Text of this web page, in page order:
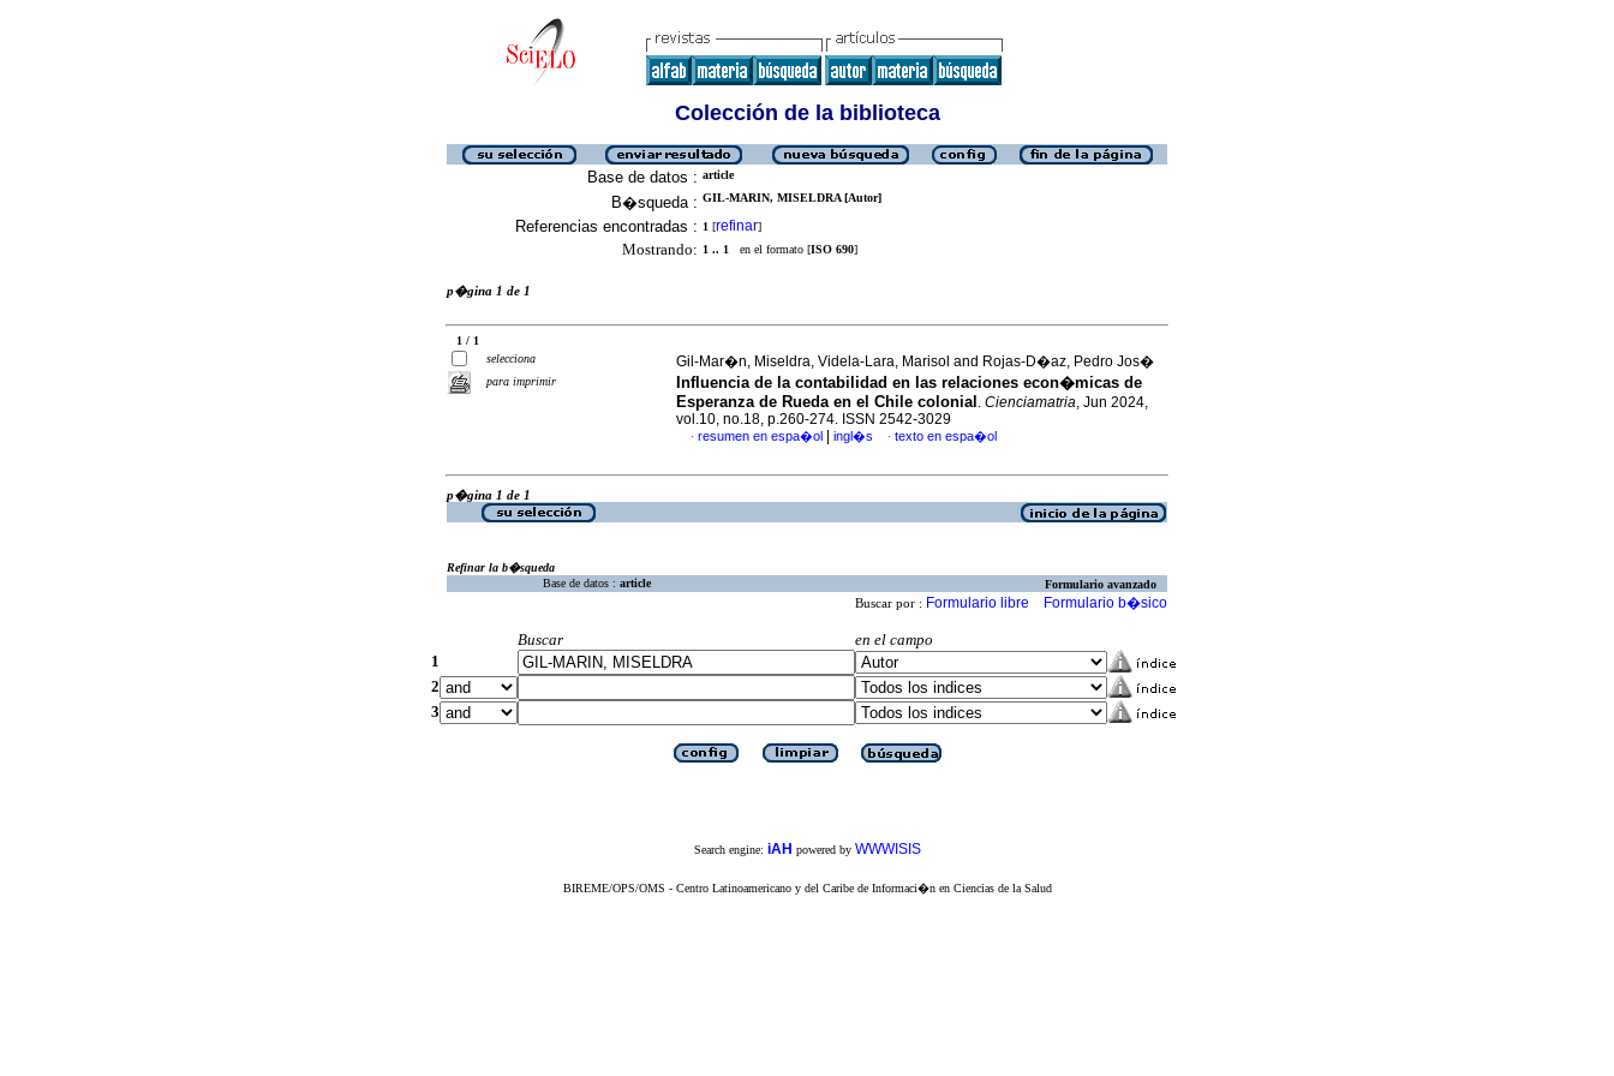
Colección de la biblioteca
Base de datos : article
B�squeda : GIL-MARIN, MISELDRA [Autor]
Referencias encontradas : 1 [refinar]
Mostrando: 1 .. 1 en el formato [ISO 690]
p�gina 1 de 1
1 / 1
selecciona
para imprimir
Gil-Mar�n, Miseldra, Videla-Lara, Marisol and Rojas-D�az, Pedro Jos�
Influencia de la contabilidad en las relaciones econ�micas de
Esperanza de Rueda en el Chile colonial . Cienciamatria, Jun 2024,
vol.10, no.18, p.260-274. ISSN 2542-3029
· resumen en espa�ol ingl�s · texto en espa�ol
p�gina 1 de 1
Refinar la b�squeda
Base de datos : article Formulario avanzado
Buscar por : Formulario libre Formulario b�sico
Buscar
en el campo
1
2
3
Search engine: iAH powered by WWWISIS
BIREME/OPS/OMS - Centro Latinoamericano y del Caribe de Informaci�n en Ciencias de la Salud